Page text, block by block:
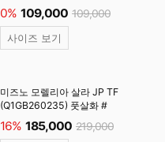
0% 109,000 109,000
사이즈 보기
미즈노 모렐리아 살라 JP TF
(Q1GB260235) 풋살화 #
16% 185,000 219,000